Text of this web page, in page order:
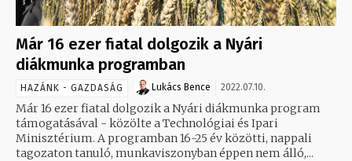
Már 16 ezer fiatal dolgozik a Nyári
diákmunka programban
HAZÁNK - GAZDASÁG Lukács Bence 2022.07.10.
Már 16 ezer fiatal dolgozik a Nyári diákmunka program
támogatásával - közölte a Technológiai és Ipari
Minisztérium. A programban 16-25 év közötti, nappali
tagozaton tanuló, munkaviszonyban éppen nem álló,...